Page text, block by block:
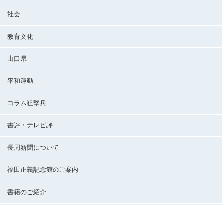
社会
教育文化
山口県
平和運動
コラム狙撃兵
書評・テレビ評
長周新聞について
福田正義記念館のご案内
書籍のご紹介